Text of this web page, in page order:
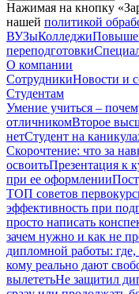
Нажимая на кнопку
нашей политикой
ВУЗыКолледжи
переподготовки
О компании
СотрудникиНовости и
Студентам
Умение учиться –
отличникомВторое
нетСтудент на
Скорочтение: что за
освоитьПрезентация к
при ее оформлении
ТОП советов
эффективность при
просто написать
зачем нужно и как не
дипломной работы: где,
кому реально дают
вылететьНе защитил